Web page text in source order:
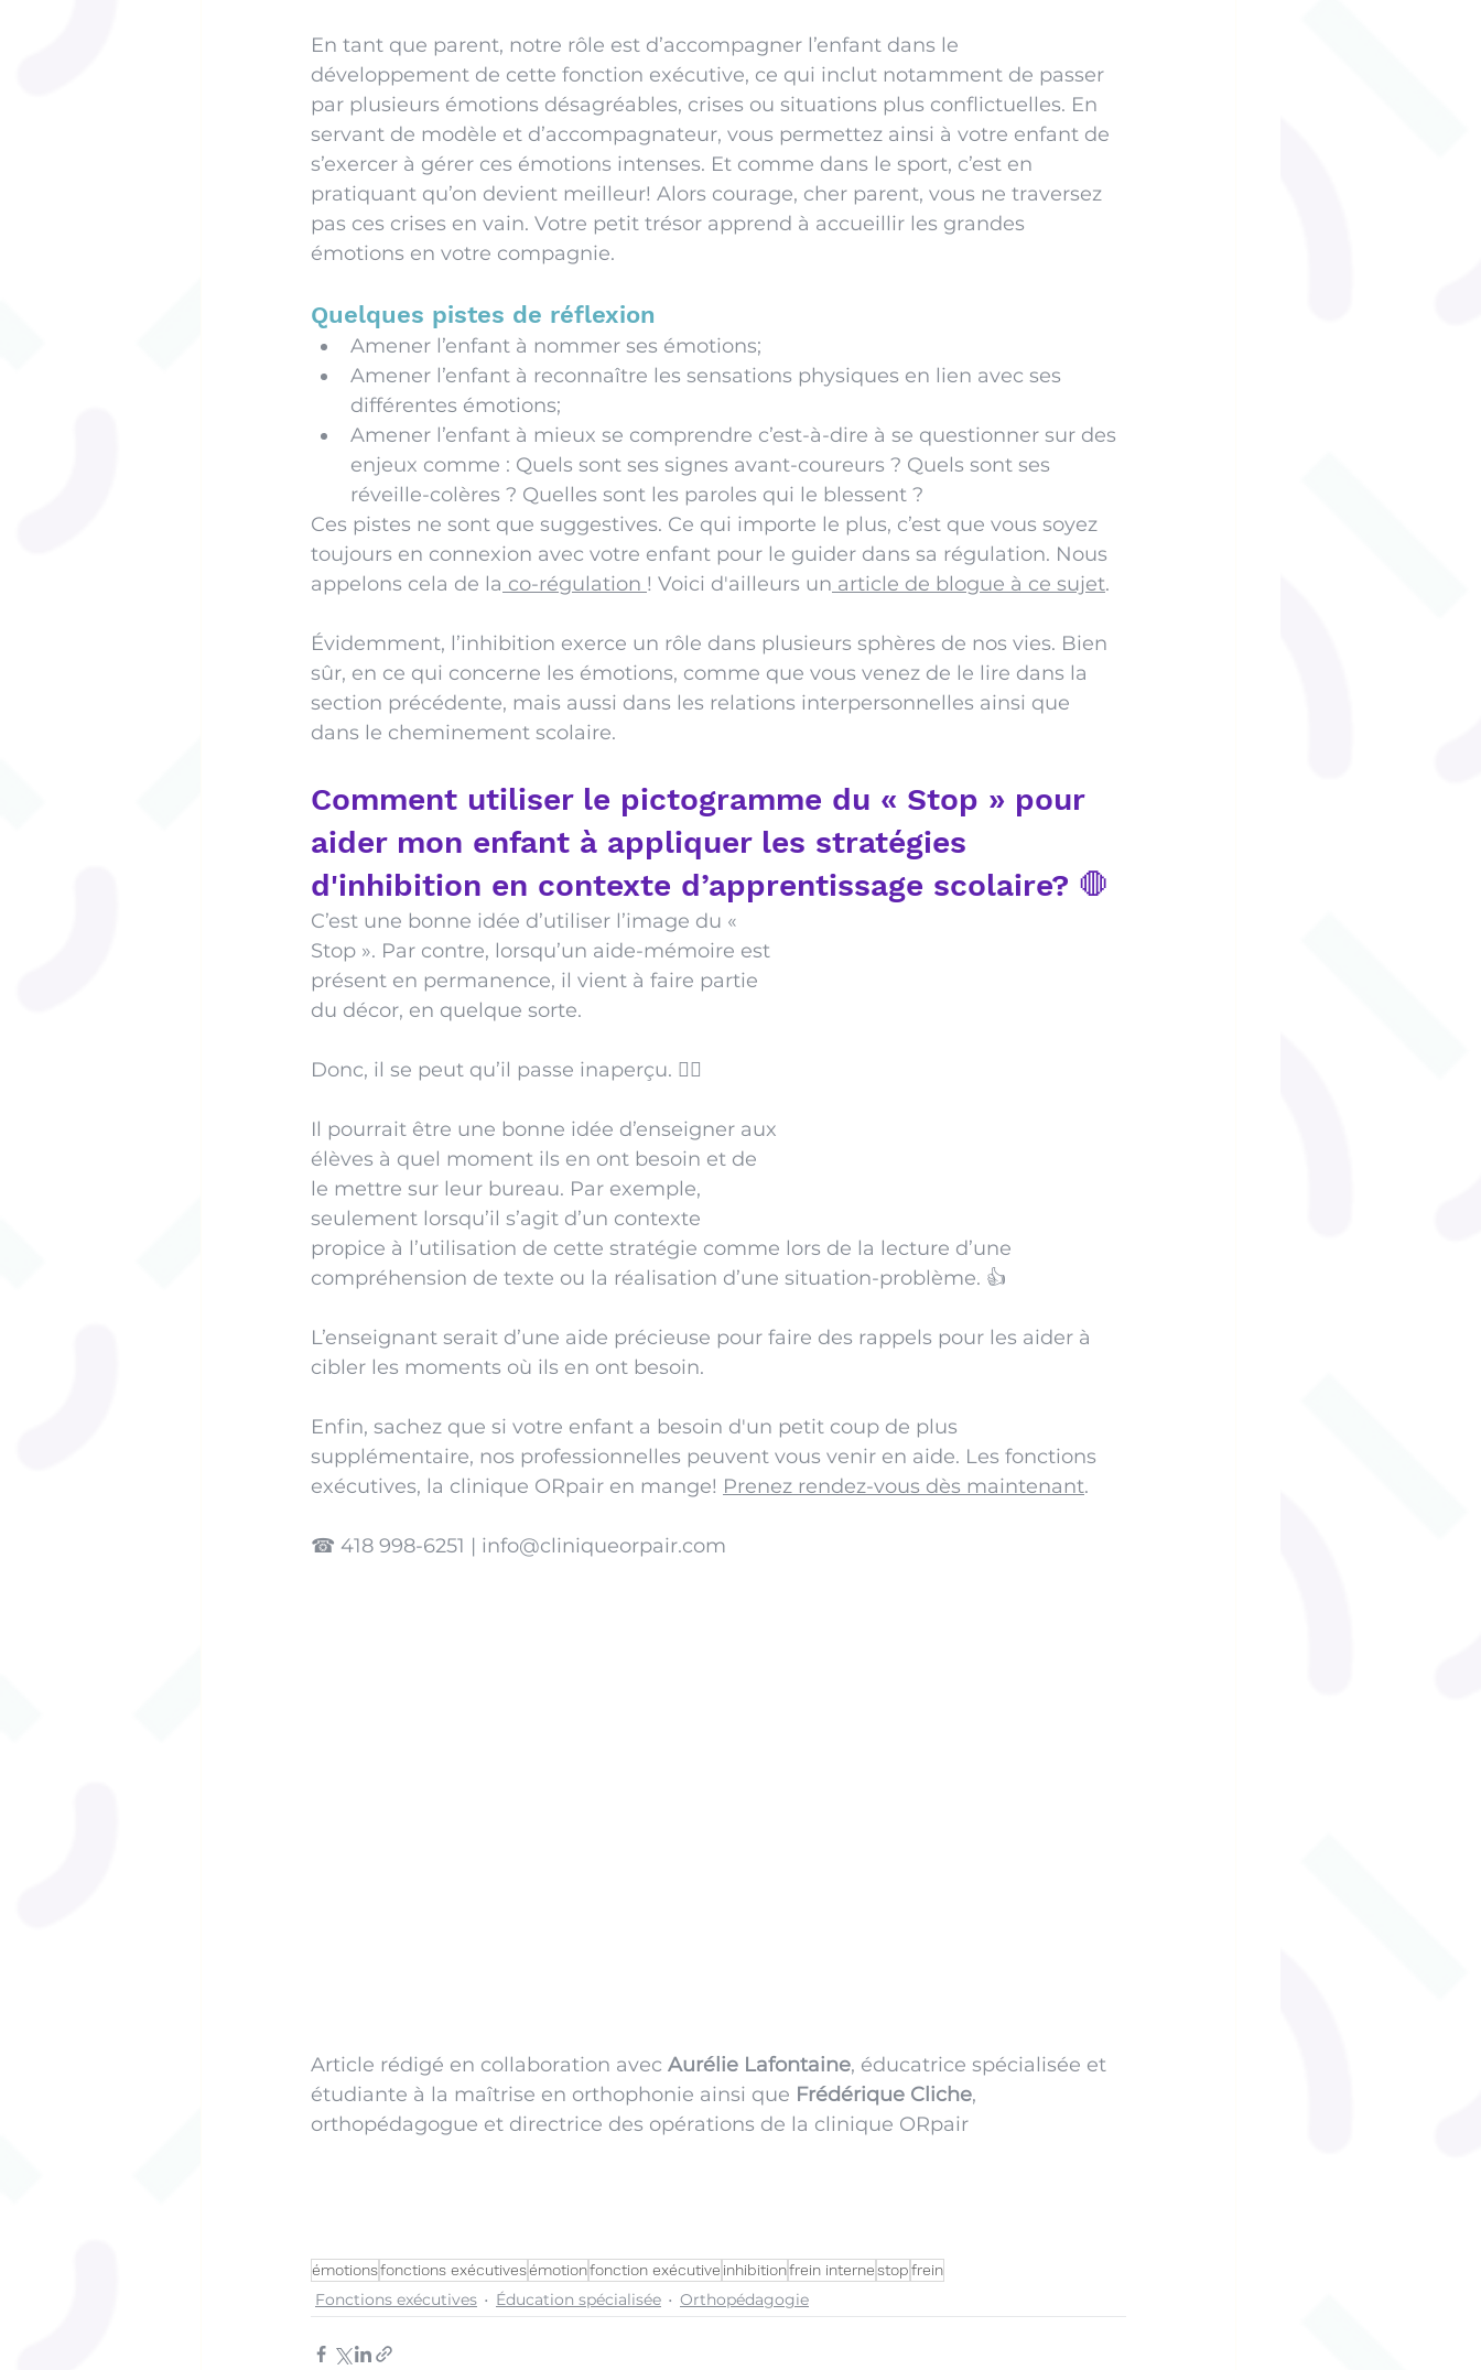
En tant que parent, notre rôle est d’accompagner l’enfant dans le
développement de cette fonction exécutive, ce qui inclut notamment de passer
par plusieurs émotions désagréables, crises ou situations plus conflictuelles. En
servant de modèle et d’accompagnateur, vous permettez ainsi à votre enfant de
s’exercer à gérer ces émotions intenses. Et comme dans le sport, c’est en
pratiquant qu’on devient meilleur! Alors courage, cher parent, vous ne traversez
pas ces crises en vain. Votre petit trésor apprend à accueillir les grandes
émotions en votre compagnie.
Quelques pistes de réflexion
Amener l’enfant à nommer ses émotions;
Amener l’enfant à reconnaître les sensations physiques en lien avec ses
différentes émotions;
Amener l’enfant à mieux se comprendre c’est-à-dire à se questionner sur des
enjeux comme : Quels sont ses signes avant-coureurs ? Quels sont ses
réveille-colères ? Quelles sont les paroles qui le blessent ?
Ces pistes ne sont que suggestives. Ce qui importe le plus, c’est que vous soyez
toujours en connexion avec votre enfant pour le guider dans sa régulation. Nous
appelons cela de la co-régulation ! Voici d'ailleurs un article de blogue à ce sujet.
Évidemment, l’inhibition exerce un rôle dans plusieurs sphères de nos vies. Bien
sûr, en ce qui concerne les émotions, comme que vous venez de le lire dans la
section précédente, mais aussi dans les relations interpersonnelles ainsi que
dans le cheminement scolaire.
Comment utiliser le pictogramme du « Stop » pour
aider mon enfant à appliquer les stratégies
d'inhibition en contexte d’apprentissage scolaire? 🛑
C’est une bonne idée d’utiliser l’image du «
Stop ». Par contre, lorsqu’un aide-mémoire est
présent en permanence, il vient à faire partie
du décor, en quelque sorte.
Donc, il se peut qu’il passe inaperçu. 🤷‍♀️
Il pourrait être une bonne idée d’enseigner aux
élèves à quel moment ils en ont besoin et de
le mettre sur leur bureau. Par exemple,
seulement lorsqu’il s’agit d’un contexte
propice à l’utilisation de cette stratégie comme lors de la lecture d’une
compréhension de texte ou la réalisation d’une situation-problème. 👍
L’enseignant serait d’une aide précieuse pour faire des rappels pour les aider à
cibler les moments où ils en ont besoin.
Enfin, sachez que si votre enfant a besoin d'un petit coup de plus
supplémentaire, nos professionnelles peuvent vous venir en aide. Les fonctions
exécutives, la clinique ORpair en mange! Prenez rendez-vous dès maintenant.
☎ 418 998-6251 | info@cliniqueorpair.com
Article rédigé en collaboration avec Aurélie Lafontaine, éducatrice spécialisée et
étudiante à la maîtrise en orthophonie ainsi que Frédérique Cliche,
orthopédagogue et directrice des opérations de la clinique ORpair
émotionsfonctions exécutivesémotionfonction exécutive inhibitionfrein internestopfrein
Fonctions exécutives Éducation spécialisée Orthopédagogie